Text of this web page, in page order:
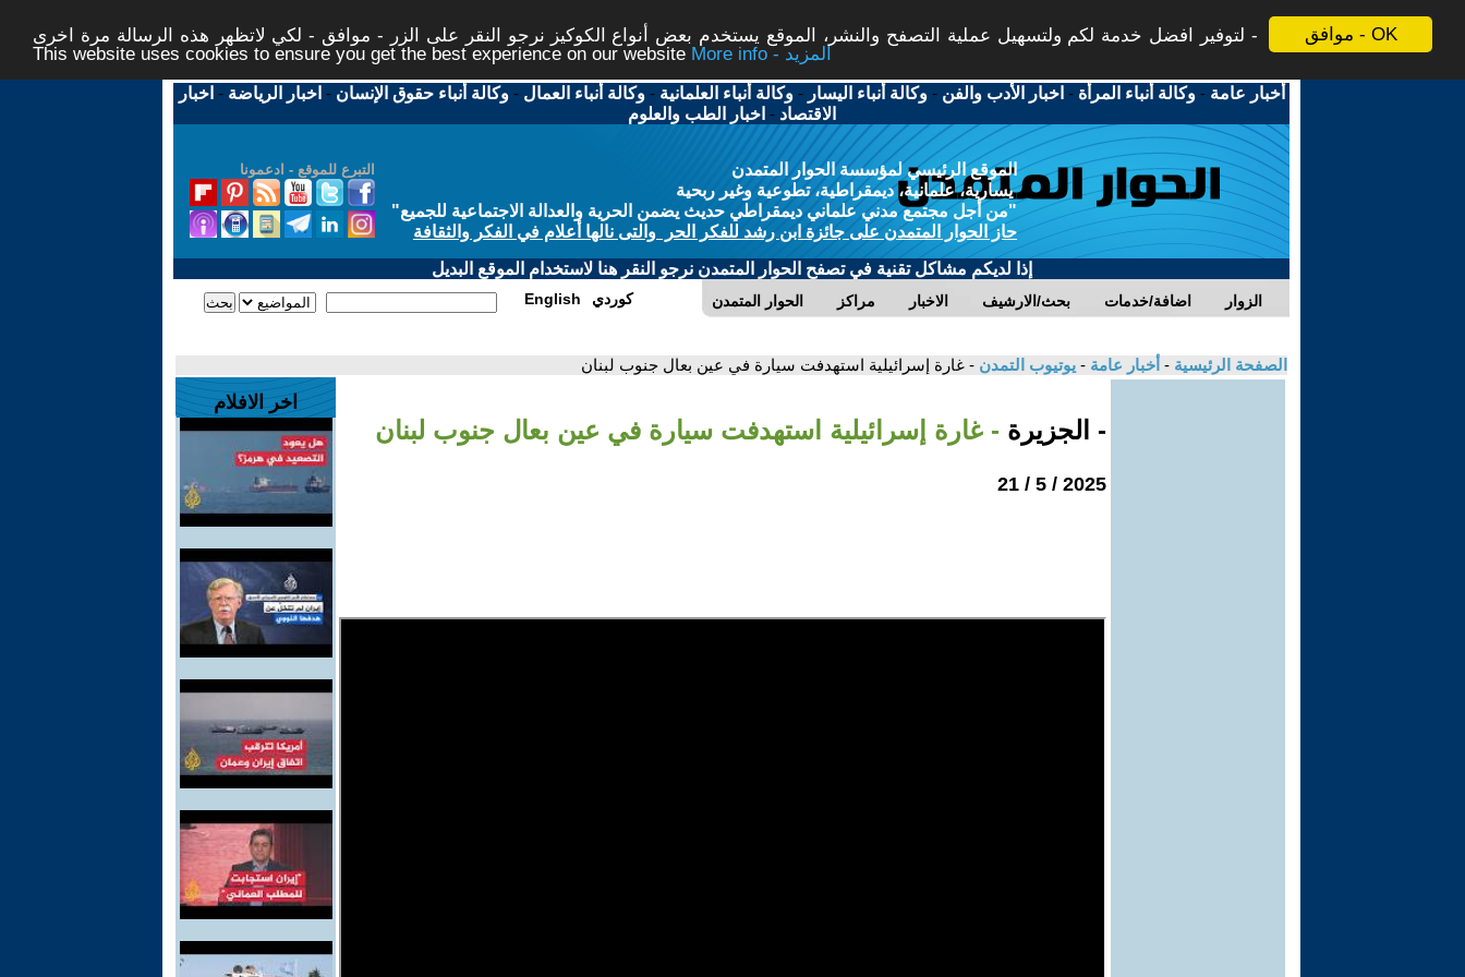
موافق - OK
لتوفير افضل خدمة لكم ولتسهيل عملية التصفح والنشر، الموقع يستخدم بعض أنواع الكوكيز نرجو النقر على الزر - موافق - لكي لاتظهر هذه الرسالة مرة اخرى -
This website uses cookies to ensure you get the best experience on our website
More info - المزيد
أخبار عامة -وكالة أنباء المرأة - اخبار الأدب والفن -وكالة أنباء اليسار -وكالة أنباء العلمانية -وكالة أنباء العمال -وكالة أنباء حقوق الإنسان - اخبار الرياضة - اخبار
الاقتصاد - اخبار الطب والعلوم
التبرع للموقع - ادعمونا
الموقع الرئيسي لمؤسسة الحوار المتمدن
يسارية، علمانية، ديمقراطية، تطوعية وغير ربحية
"من أجل مجتمع مدني علماني ديمقراطي حديث يضمن الحرية والعدالة الاجتماعية للجميع"
حاز الحوار المتمدن على جائزة ابن رشد للفكر الحر والتى نالها أعلام في الفكر والثقافة
إذا لديكم مشاكل تقنية في تصفح الحوار المتمدن نرجو النقر هنا لاستخدام الموقع البديل
الحوار المتمدن مراكز الاخبار بحث/الارشيف اضافة/خدمات الزوار English كوردي
الصفحة الرئيسية - أخبار عامة - يوتيوب التمدن - غارة إسرائيلية استهدفت سيارة في عين بعال جنوب لبنان
- الجزيرة - غارة إسرائيلية استهدفت سيارة في عين بعال جنوب لبنان
2025 / 5 / 21
اخر الافلام